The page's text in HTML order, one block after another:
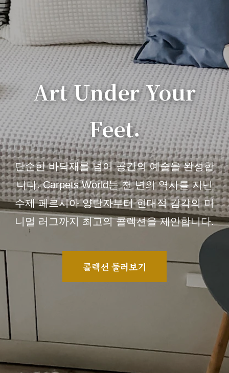
Art Under Your
Feet.
단순한 바닥재를 넘어 공간의 예술을 완성합
니다. Carpets World는 천 년의 역사를 지닌
수제 페르시아 양탄자부터 현대적 감각의 미
니멀 러그까지 최고의 콜렉션을 제안합니다.
콜렉션 둘러보기